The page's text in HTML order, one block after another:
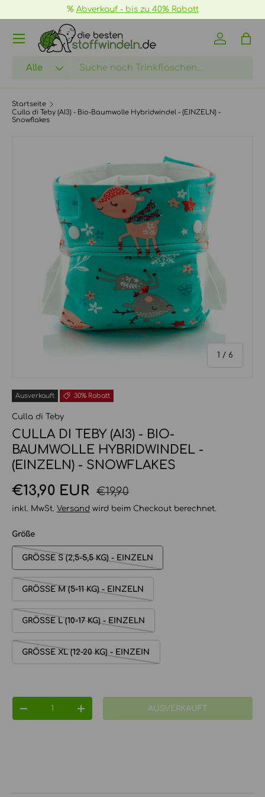
DIREKT ZUM INHALT
% Abverkauf - bis zu 40% Rabatt
Suchen
Alle
Einloggen
Startseite
Culla di Teby (AI3) - Bio-Baumwolle Hybridwindel - (EINZELN) -
Snowflakes
ZU PRODUKTINFORMATIONEN SPRINGEN
1 / von
6
Ausverkauft 30% Rabatt
Culla di Teby
CULLA DI TEBY (AI3) - BIO-
BAUMWOLLE HYBRIDWINDEL -
(EINZELN) - SNOWFLAKES
Verkaufspreis
€13,90 EUR Normaler Preis
€19,90
inkl. MwSt. Versand wird beim Checkout berechnet.
Größe
GRÖSSE S (2,5-5,5 KG) - EINZELN
GRÖSSE M (5-11 KG) - EINZELN
GRÖSSE L (10-17 KG) - EINZELN
GRÖSSE XL (12-20 KG) - EINZEIN
MENGE VERRINGERNMENGE ERHÖHENAUSVERKAUFT